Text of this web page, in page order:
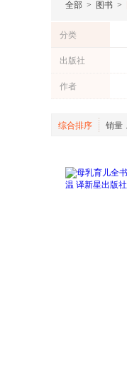
全部 > 图书 >
分类
出版社
作者
综合排序 销量